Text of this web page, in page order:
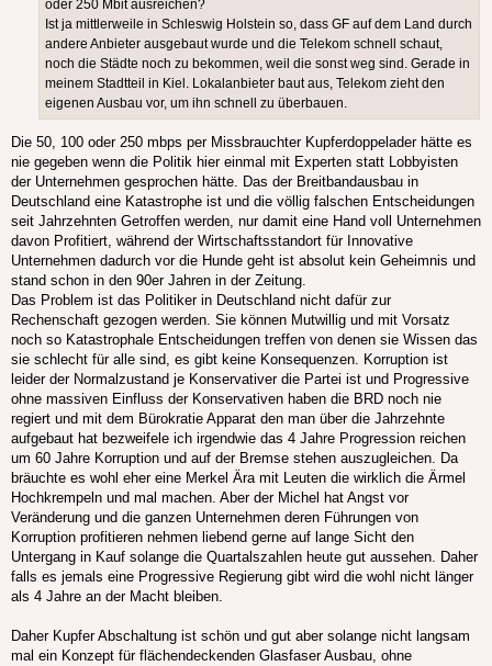
oder 250 Mbit ausreichen?
Ist ja mittlerweile in Schleswig Holstein so, dass GF auf dem Land durch
andere Anbieter ausgebaut wurde und die Telekom schnell schaut,
noch die Städte noch zu bekommen, weil die sonst weg sind. Gerade in
meinem Stadtteil in Kiel. Lokalanbieter baut aus, Telekom zieht den
eigenen Ausbau vor, um ihn schnell zu überbauen.
Die 50, 100 oder 250 mbps per Missbrauchter Kupferdoppelader hätte es
nie gegeben wenn die Politik hier einmal mit Experten statt Lobbyisten
der Unternehmen gesprochen hätte. Das der Breitbandausbau in
Deutschland eine Katastrophe ist und die völlig falschen Entscheidungen
seit Jahrzehnten Getroffen werden, nur damit eine Hand voll Unternehmen
davon Profitiert, während der Wirtschaftsstandort für Innovative
Unternehmen dadurch vor die Hunde geht ist absolut kein Geheimnis und
stand schon in den 90er Jahren in der Zeitung.
Das Problem ist das Politiker in Deutschland nicht dafür zur
Rechenschaft gezogen werden. Sie können Mutwillig und mit Vorsatz
noch so Katastrophale Entscheidungen treffen von denen sie Wissen das
sie schlecht für alle sind, es gibt keine Konsequenzen. Korruption ist
leider der Normalzustand je Konservativer die Partei ist und Progressive
ohne massiven Einfluss der Konservativen haben die BRD noch nie
regiert und mit dem Bürokratie Apparat den man über die Jahrzehnte
aufgebaut hat bezweifele ich irgendwie das 4 Jahre Progression reichen
um 60 Jahre Korruption und auf der Bremse stehen auszugleichen. Da
bräuchte es wohl eher eine Merkel Ära mit Leuten die wirklich die Ärmel
Hochkrempeln und mal machen. Aber der Michel hat Angst vor
Veränderung und die ganzen Unternehmen deren Führungen von
Korruption profitieren nehmen liebend gerne auf lange Sicht den
Untergang in Kauf solange die Quartalszahlen heute gut aussehen. Daher
falls es jemals eine Progressive Regierung gibt wird die wohl nicht länger
als 4 Jahre an der Macht bleiben.
Daher Kupfer Abschaltung ist schön und gut aber solange nicht langsam
mal ein Konzept für flächendeckenden Glasfaser Ausbau, ohne